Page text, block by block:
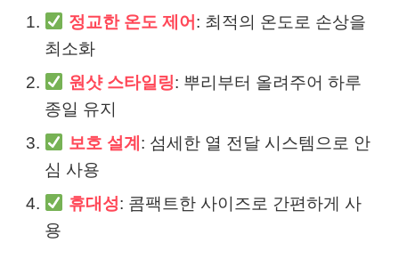
정교한 온도 제어 : 최적의 온도로 손상을
최소화
원샷 스타일링: 뿌리부터 올려주어 하루
종일 유지
보호 설계 : 섬세한 열 전달 시스템으로 안
심 사용
휴대성: 콤팩트한 사이즈로 간편하게 사
용